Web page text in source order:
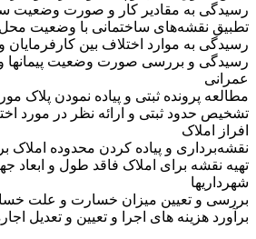
رسیدگی به مقادیر کار و صورت وضعیت
تطبیق نقشه‌های ساختمانی با وضعیت محل و
رسیدگی به موارد اختلاف بین کارفرمایان
رسیدگی و بررسی صورت وضعیت پیمانها و
عمرانی
مطالعه پرونده ثبتی و پیاده نمودن پلاک
تشخیص حدود ثبتی و ارائه نظر در مورد
افراز املاک
نقشه‌برداری و پیاده کردن محدوده املاک
تهیه نقشه برای املاک فاقد طول و ابعاد
شهرداریها
بررسی و تعیین میزان خسارت و علت
برآورد هزینه های اجرا و تعیین و تعدیل اجاره